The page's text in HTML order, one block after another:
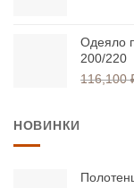
Одеяло
200/220
116,100
НОВИНКИ